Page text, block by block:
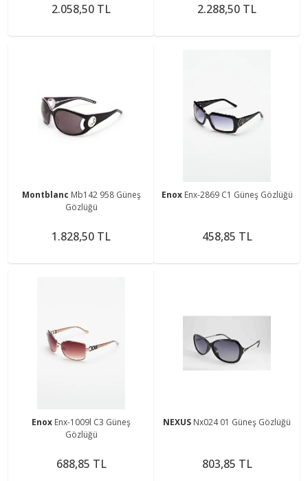
2.058,50 TL 2.288,50 TL
Montblanc Mb142 958 Güneş
Gözlüğü
1.828,50 TL
Enox Enx-2869 C1 Güneş Gözlüğü
458,85 TL
Enox Enx-1009l C3 Güneş
Gözlüğü
688,85 TL
NEXUS Nx024 01 Güneş Gözlüğü
803,85 TL